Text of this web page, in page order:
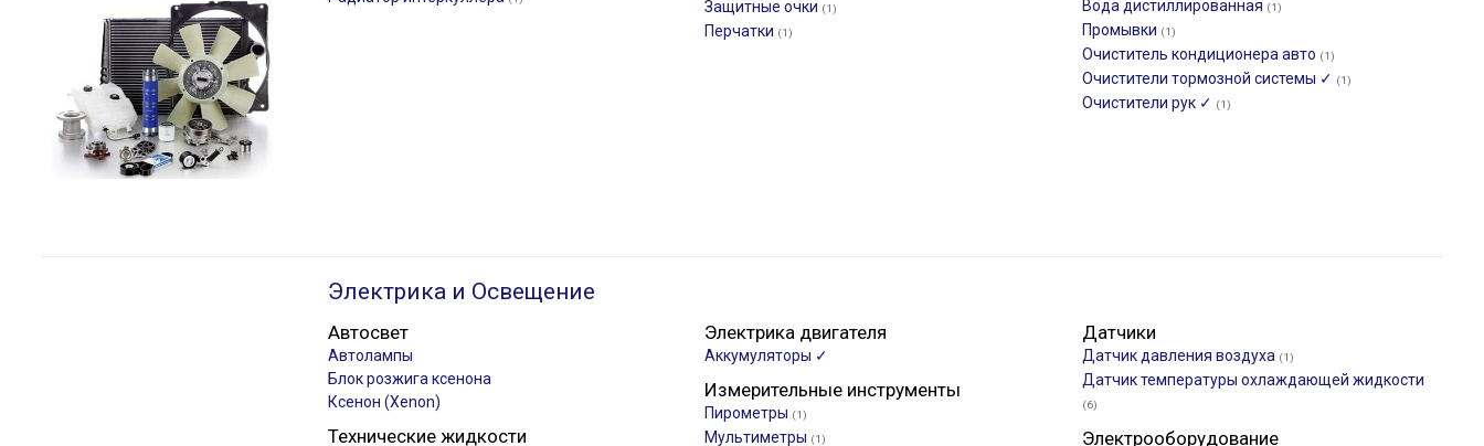
Вода дистиллированная (1)
Промывки (1)
Очиститель кондиционера авто (1)
Очистители тормозной системы ✓ (1)
Очистители рук ✓ (1)
Защитные очки (1)
Перчатки (1)
Электрика и Освещение
Автосвет
Автолампы
Блок розжига ксенона
Ксенон (Xenon)
Электрика двигателя
Аккумуляторы ✓
Датчики
Датчик давления воздуха (1)
Датчик температуры охлаждающей жидкости
(6)
Измерительные инструменты
Пирометры (1)
Мультиметры (1)
Технические жидкости Электрооборудование